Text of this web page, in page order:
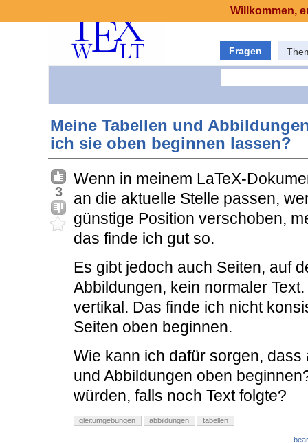
Fragen
Meine Tabellen und
ich sie oben beginnen lassen?
3
Wenn in meinem LaTeX-
an die aktuelle Stelle passen,
günstige Position verschoben,
das finde ich gut so.
Es gibt jedoch auch Seiten, auf
Abbildungen, kein normaler
vertikal. Das finde ich nicht
Seiten oben beginnen.
Wie kann ich dafür sorgen,
und Abbildungen oben
würden, falls noch Text folgte?
gleitumgebungen abbildungen tabellen
Willkommen,